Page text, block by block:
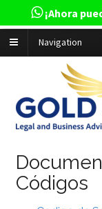
Navigation
Códigos
¡Ahora